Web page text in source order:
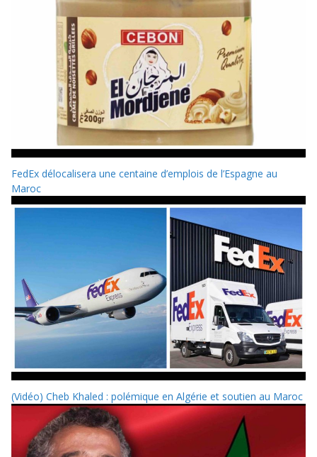
FedEx délocalisera une centaine d’emplois de l’Espagne au
Maroc
(Vidéo) Cheb Khaled : polémique en Algérie et soutien au Maroc